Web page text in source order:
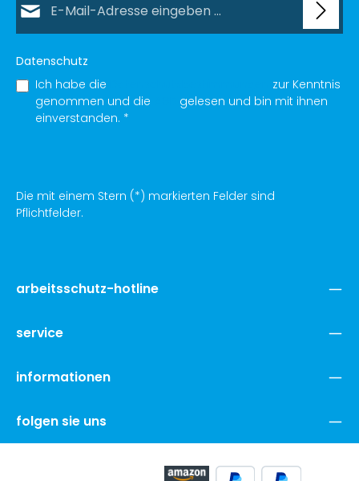
Datenschutz
Ich habe die
zur Kenntnis
genommen und die
gelesen und bin mit ihnen
einverstanden. *
Die mit einem Stern (*) markierten Felder sind
Pflichtfelder.
arbeitsschutz-hotline
service
informationen
folgen sie uns